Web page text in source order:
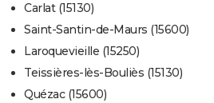
Carlat (15130)
Saint-Santin-de-Maurs (15600)
Laroquevieille (15250)
Teissières-lès-Bouliès (15130)
Quézac (15600)